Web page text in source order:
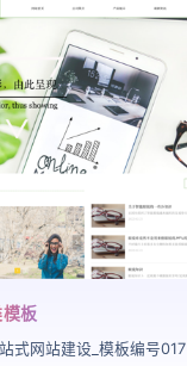
板
式网站建设_模板编号017